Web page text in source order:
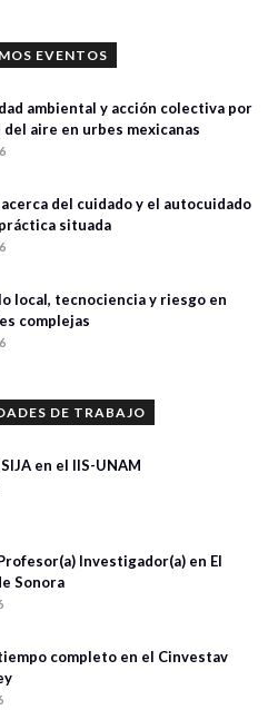
EVENTOS
ambiental y acción colectiva por
del aire en urbes mexicanas
del cuidado y el autocuidado
situada
local, tecnociencia y riesgo en
complejas
DE TRABAJO
en el IIS-UNAM
Investigador(a) en El
Sonora
completo en el Cinvestav